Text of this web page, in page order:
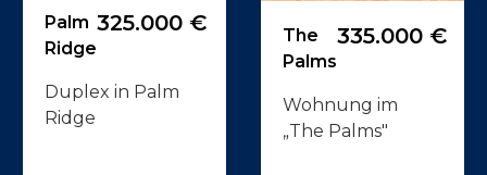
Pinehurst
Wohnung in
Pinehurst
Pebble
Beach
225.000 €
Pebble Beach